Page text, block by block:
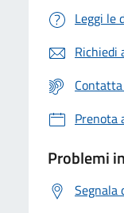
Leggi le
Richiedi
Prenota
Problemi
Segnala